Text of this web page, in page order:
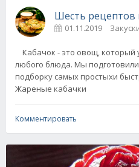
Шесть рецептов
01.11.2019
Кабачок - это овощ, который
любого блюда. Мы
подборку самых простыхи
Жареные кабачки
Комментировать